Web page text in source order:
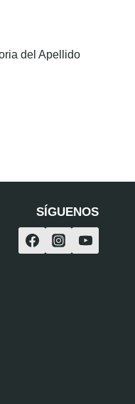
del Apellido
SÍGUENOS